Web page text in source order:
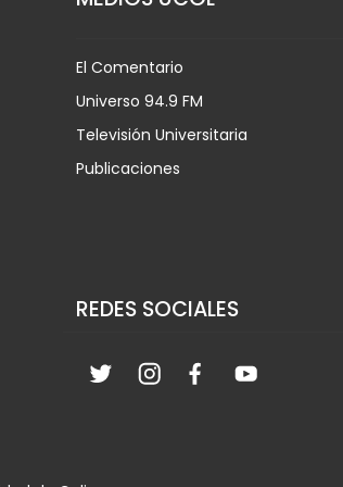
El Comentario
Universo 94.9 FM
Televisión Universitaria
Publicaciones
REDES SOCIALES